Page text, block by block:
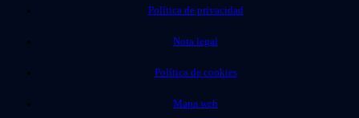
Política de privacidad
Nota legal
Política de cookies
Mapa web